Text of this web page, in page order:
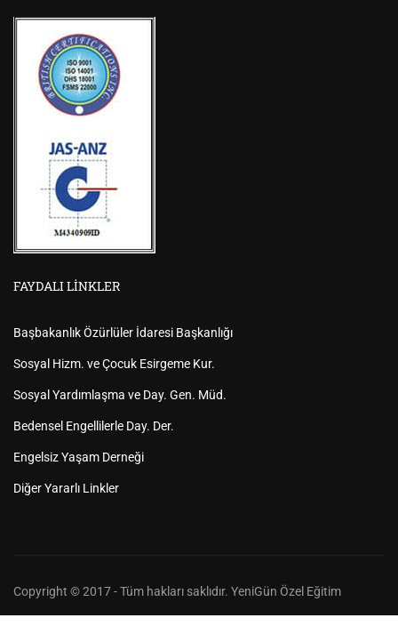
FAYDALI LINKLER
Başbakanlık Özürlüler İdaresi Başkanlığı
Sosyal Hizm. ve Çocuk Esirgeme Kur.
Sosyal Yardımlaşma ve Day. Gen. Müd.
Bedensel Engellilerle Day. Der.
Engelsiz Yaşam Derneği
Diğer Yararlı Linkler
Copyright © 2017 - Tüm hakları saklıdır. YeniGün Özel Eğitim